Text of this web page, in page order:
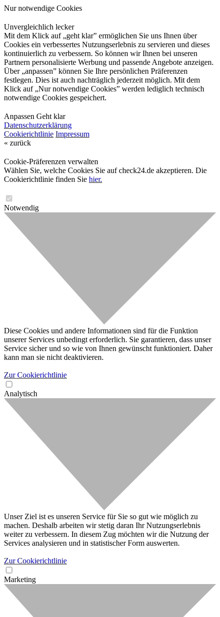
Nur notwendige Cookies
Unvergleichlich lecker
Mit dem Klick auf „geht klar” ermöglichen Sie uns Ihnen über
Cookies ein verbessertes Nutzungserlebnis zu servieren und dieses
kontinuierlich zu verbessern. So können wir Ihnen bei unseren
Partnern personalisierte Werbung und passende Angebote anzeigen.
Über „anpassen” können Sie Ihre persönlichen Präferenzen
festlegen. Dies ist auch nachträglich jederzeit möglich. Mit dem
Klick auf „Nur notwendige Cookies” werden lediglich technisch
notwendige Cookies gespeichert.
Anpassen Geht klar
Datenschutzerklärung
Cookierichtlinie Impressum
« zurück
Cookie-Präferenzen verwalten
Wählen Sie, welche Cookies Sie auf check24.de akzeptieren. Die
Cookierichtlinie finden Sie hier.
Notwendig
Diese Cookies und andere Informationen sind für die Funktion
unserer Services unbedingt erforderlich. Sie garantieren, dass unser
Service sicher und so wie von Ihnen gewünscht funktioniert. Daher
kann man sie nicht deaktivieren.
Zur Cookierichtlinie
Analytisch
Unser Ziel ist es unseren Service für Sie so gut wie möglich zu
machen. Deshalb arbeiten wir stetig daran Ihr Nutzungserlebnis
weiter zu verbessern. In diesem Zug möchten wir die Nutzung der
Services analysieren und in statistischer Form auswerten.
Zur Cookierichtlinie
Marketing